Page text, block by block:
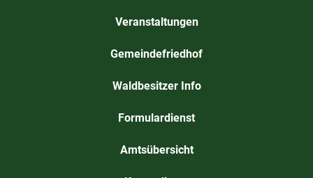
Veranstaltungen
Gemeindefriedhof
Waldbesitzer Info
Formulardienst
Amtsübersicht